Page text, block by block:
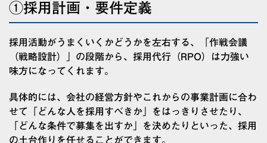
①採用計画・要件定義
採用活動がうまくいくかどうかを左右する、「作戦会議
（戦略設計）」の段階から、採用代行（RPO）は力強い
味方になってくれます。
具体的には、会社の経営方針やこれからの事業計画に合わ
せて「どんな人を採用すべきか」をはっきりさせたり、
「どんな条件で募集を出すか」を決めたりといった、採用
の土台作りを任せることができます。